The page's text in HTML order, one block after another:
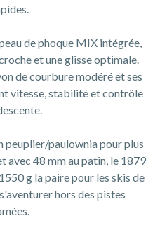
de phoque MIX intégrée,
et une glisse optimale.
de courbure modéré et ses
vitesse, stabilité et contrôle
peuplier/paulownia pour plus
avec 48 mm au patin, le 1879
g la paire pour les skis de
hors des pistes